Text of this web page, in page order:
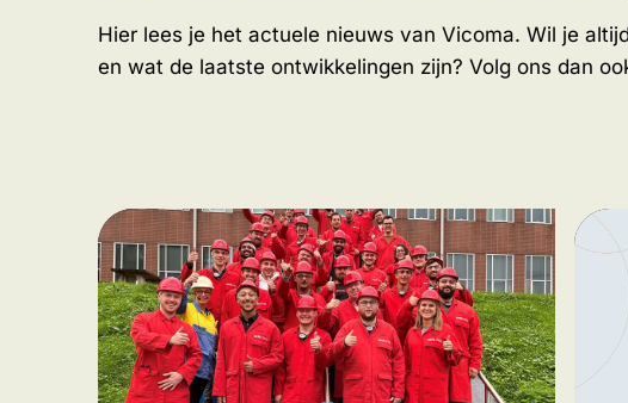
Hier lees je het actuele nieuws van Vicoma. Wil je
en wat de laatste ontwikkelingen zijn? Volg ons dan